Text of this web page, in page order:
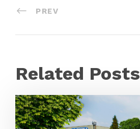
PREV
Related Posts